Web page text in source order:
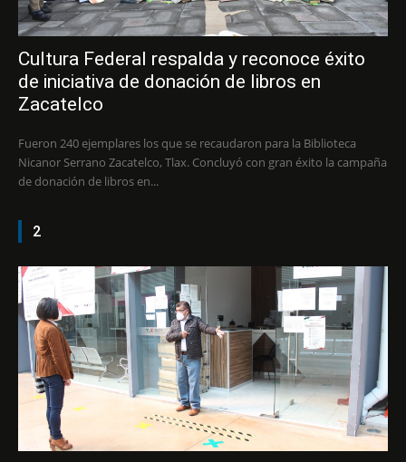
Cultura Federal respalda y reconoce éxito
de iniciativa de donación de libros en
Zacatelco
Fueron 240 ejemplares los que se recaudaron para la Biblioteca
Nicanor Serrano Zacatelco, Tlax. Concluyó con gran éxito la campaña
de donación de libros en...
2